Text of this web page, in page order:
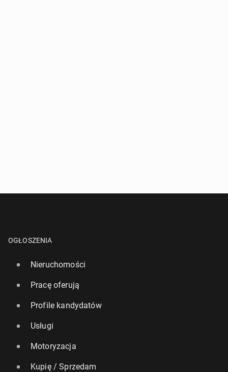
OGŁOSZENIA
Nieruchomości
Pracę oferują
Profile kandydatów
Usługi
Motoryzacja
Kupię / Sprzedam